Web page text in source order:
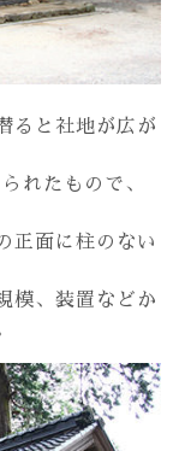
ると社地が広が
れたもので、
正面に柱のない
模、装置などか